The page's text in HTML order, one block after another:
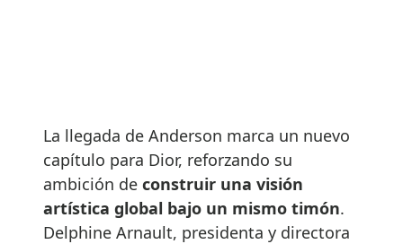
La llegada de Anderson marca un nuevo
capítulo para Dior, reforzando su
ambición de construir una visión
artística global bajo un mismo timón.
Delphine Arnault, presidenta y directora